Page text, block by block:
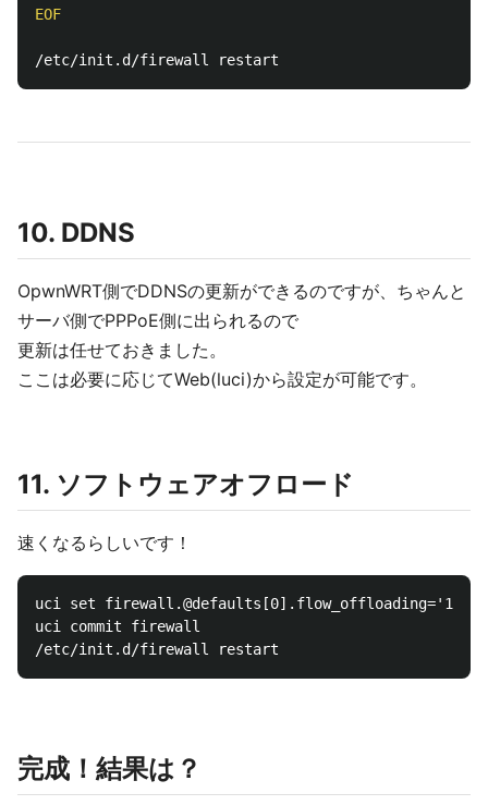
EOF
10. DDNS
OpwnWRT側でDDNSの更新ができるのですが、ちゃんと
サーバ側でPPPoE側に出られるので
更新は任せておきました。
ここは必要に応じてWeb(luci)から設定が可能です。
11. ソフトウェアオフロード
速くなるらしいです！
uci set firewall.@defaults[0].flow_offloading='1'
uci commit firewall
完成！結果は？